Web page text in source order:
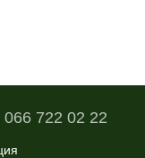
066 722 02 22